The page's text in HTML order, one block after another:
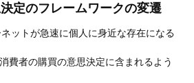
定のフレームワークの変遷
ットが急速に個人に身近な存在になる
費者の購買の意思決定に含まれるよう